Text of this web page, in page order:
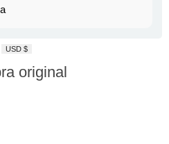
USD $
original